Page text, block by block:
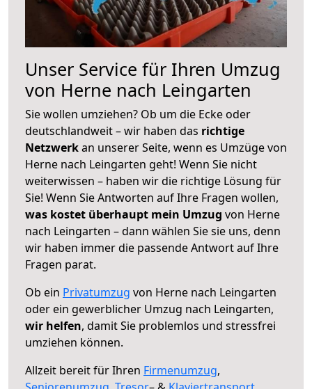
Unser Service für Ihren Umzug
von Herne nach Leingarten
Sie wollen umziehen? Ob um die Ecke oder
deutschlandweit – wir haben das richtige
Netzwerkan unserer Seite, wenn es Umzüge von
Herne nach Leingarten geht! Wenn Sie nicht
weiterwissen – haben wir die richtige Lösung für
Sie! Wenn Sie Antworten auf Ihre Fragen wollen,
was kostet überhaupt mein Umzug von Herne
nach Leingarten – dann wählen Sie sie uns, denn
wir haben immer die passende Antwort auf Ihre
Fragen parat.
Ob ein Privatumzug von Herne nach Leingarten
oder ein gewerblicher Umzug nach Leingarten,
wir helfen, damit Sie problemlos und stressfrei
umziehen können.
Allzeit bereit für Ihren Firmenumzug,